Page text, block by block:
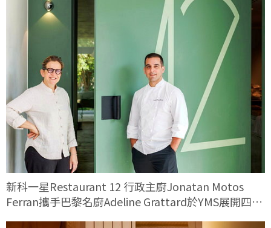
新科一星Restaurant 12 行政主廚Jonatan Motos
Ferran攜手巴黎名廚Adeline Grattard於YMS展開四手